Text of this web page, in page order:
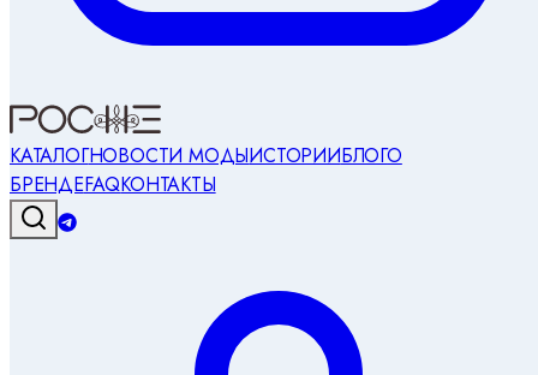
КАТАЛОГНОВОСТИ МОДЫИСТОРИИБЛОГО
БРЕНДЕFAQКОНТАКТЫ